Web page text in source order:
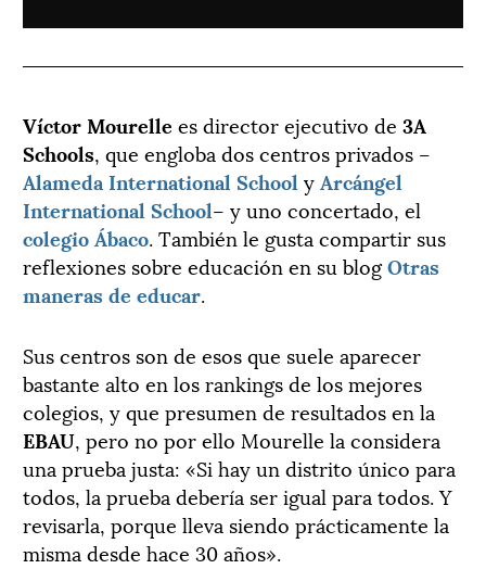
Víctor Mourelle es director ejecutivo de 3A
Schools, que engloba dos centros privados –
Alameda International School y Arcángel
International School– y uno concertado, el
colegio Ábaco. También le gusta compartir sus
reflexiones sobre educación en su blogOtras
maneras de educar.
Sus centros son de esos que suele aparecer
bastante alto en los rankings de los mejores
colegios, y que presumen de resultados en la
EBAU, pero no por ello Mourelle la considera
una prueba justa: «Si hay un distrito único para
todos, la prueba debería ser igual para todos. Y
revisarla, porque lleva siendo prácticamente la
misma desde hace 30 años».